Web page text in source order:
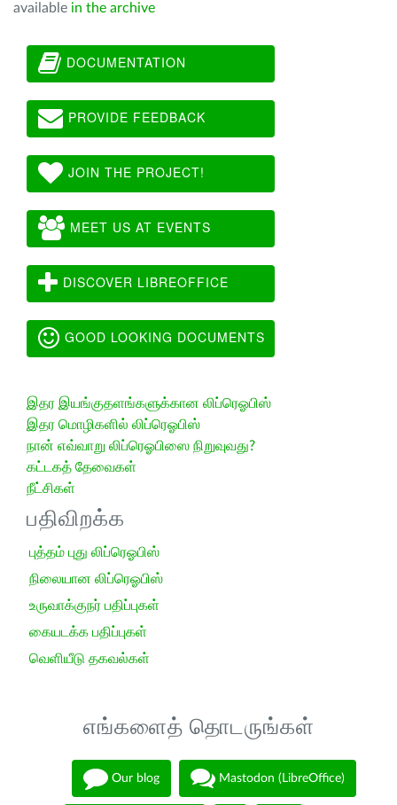
available in the archive
DOCUMENTATION
PROVIDE FEEDBACK
JOIN THE PROJECT!
MEET US AT EVENTS
DISCOVER LIBREOFFICE
GOOD LOOKING DOCUMENTS
இதர இயங்குதளங்களுக்கான லிப்ரெஓபிஸ்
இதர மொழிகளில் லிப்ரெஓபிஸ்
நான் எவ்வாறு லிப்ரெஓபிஸை நிறுவுவது?
கட்டகத் தேவைகள்
நீட்சிகள்
பதிவிறக்க
புத்தம் புது லிப்ரெஓபிஸ்
நிலையான லிப்ரெஓபிஸ்
உருவாக்குநர் பதிப்புகள்
கையடக்க பதிப்புகள்
வெளியீடு தகவல்கள்
எங்களைத் தொடருங்கள்
Our blog Mastodon (LibreOffice)